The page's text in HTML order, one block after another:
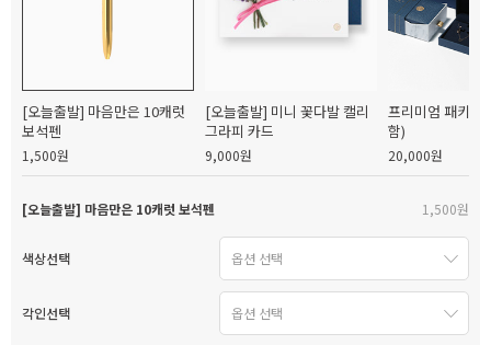
[오늘출발] 마음만은 10캐럿
보석펜
1,500원
[오늘출발] 미니 꽃다발 캘리
그라피 카드
9,000원
프리미엄 패키지
함)
20,000원
[오늘출발] 마음만은 10캐럿 보석펜 1,500원
색상선택
각인선택